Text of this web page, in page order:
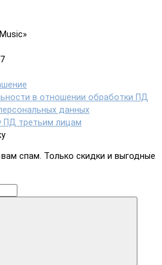
в отношении обработки ПД
данных
ПД третьим лицам
спам. Только скидки и выгодные